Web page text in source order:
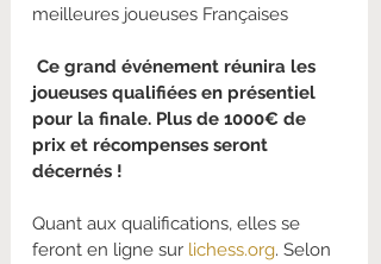
meilleures joueuses Françaises
joueuses qualifiées en présentiel
pour la finale. Plus de 1000€ de
prix et récompenses seront
décernés !
Quant aux qualifications, elles se
feront en ligne sur lichess.org. Selon